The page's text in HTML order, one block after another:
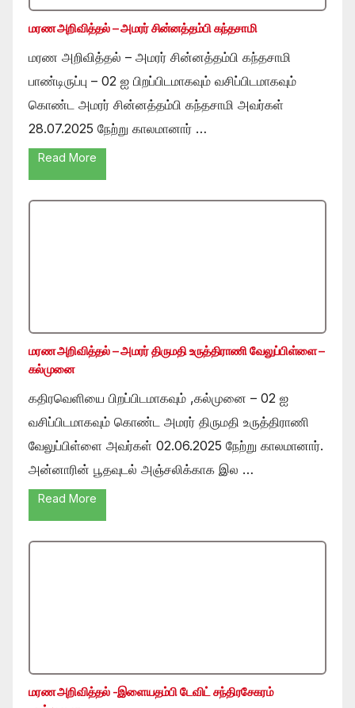
மரண அறிவித்தல் – அமரர் சின்னத்தம்பி கந்தசாமி
மரண அறிவித்தல் – அமரர் சின்னத்தம்பி கந்தசாமி
பாண்டிருப்பு – 02 ஐ பிறப்பிடமாகவும் வசிப்பிடமாகவும்
கொண்ட அமரர் சின்னத்தம்பி கந்தசாமி அவர்கள்
28.07.2025 நேற்று காலமானார் …
Read More
மரண அறிவித்தல் – அமரர் திருமதி உருத்திராணி வேலுப்பிள்ளை –
கல்முனை
கதிரவெளியை பிறப்பிடமாகவும் ,கல்முனை – 02 ஐ
வசிப்பிடமாகவும் கொண்ட அமரர் திருமதி உருத்திராணி
வேலுப்பிள்ளை அவர்கள் 02.06.2025 நேற்று காலமானார்.
அன்னாரின் பூதவுடல் அஞ்சலிக்காக இல …
Read More
மரண அறிவித்தல் -இளையதம்பி டேவிட் சந்திரசேகரம்